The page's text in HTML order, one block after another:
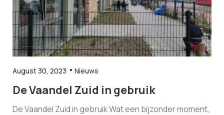
August 30, 2023 Nieuws
De Vaandel Zuid in gebruik
De Vaandel Zuid in gebruik Wat een bijzonder moment,